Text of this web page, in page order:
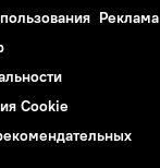
Реклама
Cookie